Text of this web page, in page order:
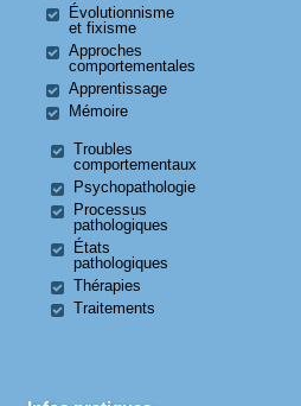
Évolutionnisme
et fixisme
Approches
comportementales
Apprentissage
Mémoire
Troubles
comportementaux
Psychopathologie
Processus
pathologiques
États
pathologiques
Thérapies
Traitements